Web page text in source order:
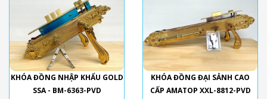
KHÓA ĐỒNG NHẬP KHẨU GOLD
SSA - BM-6363-PVD
KHÓA ĐỒNG ĐẠI SẢNH CAO
CẤP AMATOP XXL-8812-PVD